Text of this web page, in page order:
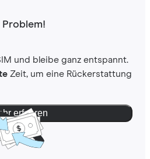
Problem!
und bleibe ganz entspannt.
Zeit, um eine Rückerstattung
erfahren